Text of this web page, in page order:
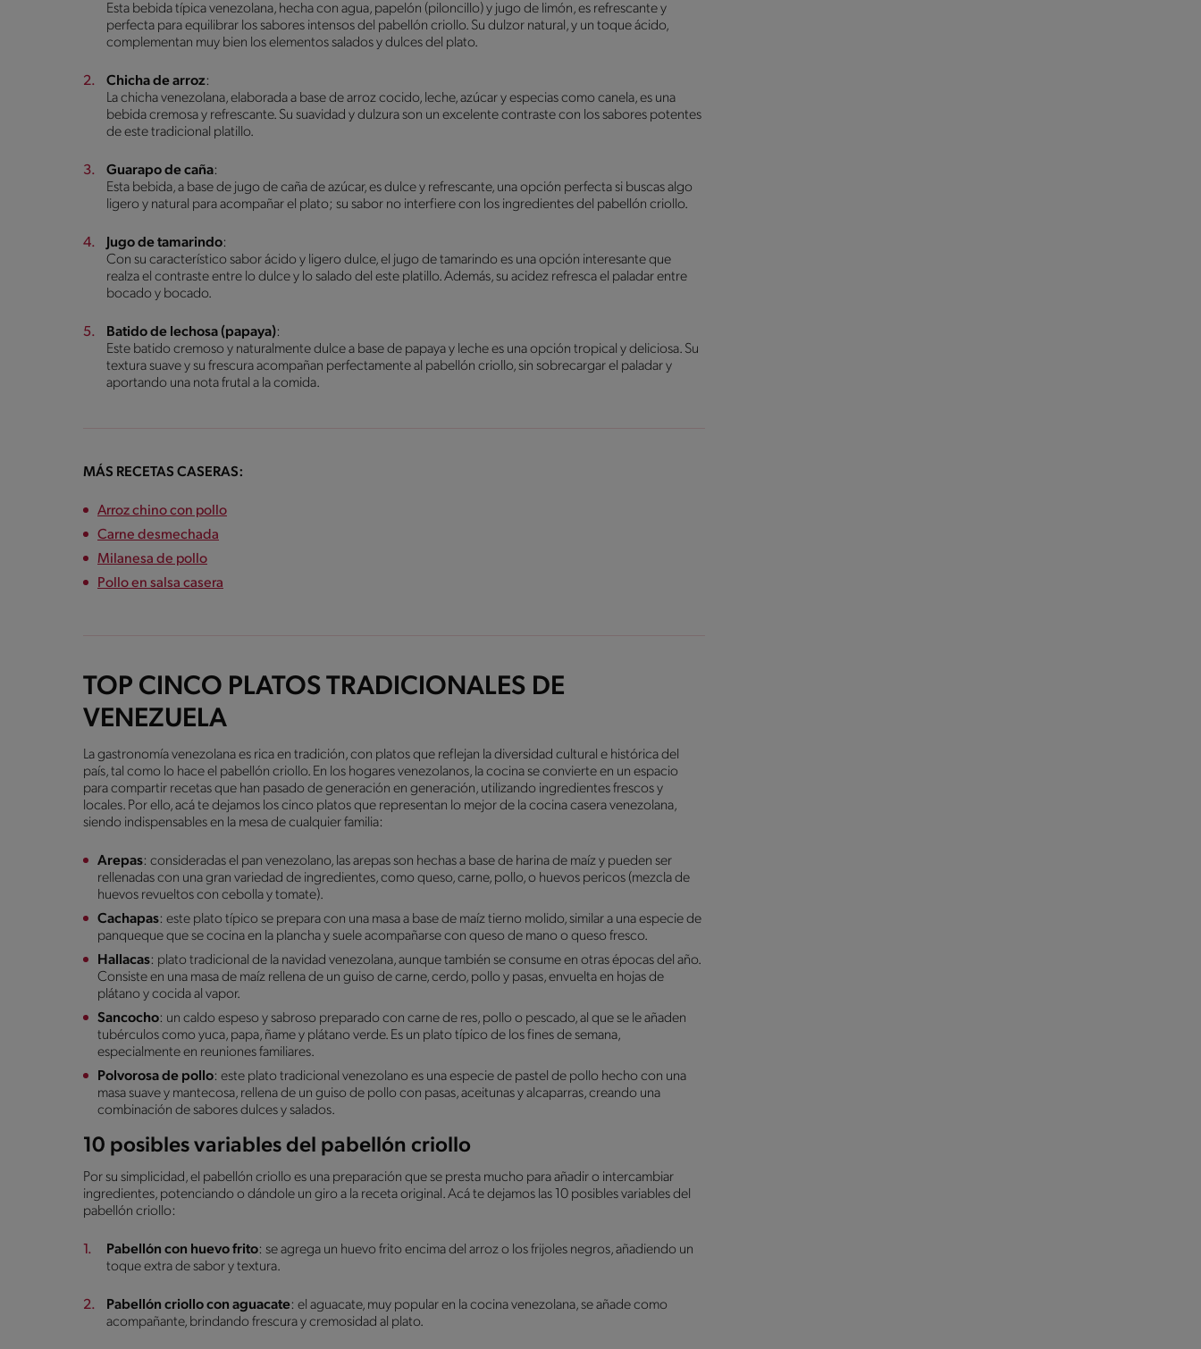
Esta bebida típica venezolana, hecha con agua, papelón (piloncillo) y jugo de limón, es refrescante y
perfecta para equilibrar los sabores intensos del pabellón criollo. Su dulzor natural, y un toque ácido,
complementan muy bien los elementos salados y dulces del plato.
Chicha de arroz:
La chicha venezolana, elaborada a base de arroz cocido, leche, azúcar y especias como canela, es una
bebida cremosa y refrescante. Su suavidad y dulzura son un excelente contraste con los sabores potentes
de este tradicional platillo.
Guarapo de caña:
Esta bebida, a base de jugo de caña de azúcar, es dulce y refrescante, una opción perfecta si buscas algo
ligero y natural para acompañar el plato; su sabor no interfiere con los ingredientes del pabellón criollo.
Jugo de tamarindo:
Con su característico sabor ácido y ligero dulce, el jugo de tamarindo es una opción interesante que
realza el contraste entre lo dulce y lo salado del este platillo. Además, su acidez refresca el paladar entre
bocado y bocado.
Batido de lechosa (papaya):
Este batido cremoso y naturalmente dulce a base de papaya y leche es una opción tropical y deliciosa. Su
textura suave y su frescura acompañan perfectamente al pabellón criollo, sin sobrecargar el paladar y
aportando una nota frutal a la comida.
MÁS RECETAS CASERAS:
Arroz chino con pollo
Carne desmechada
Milanesa de pollo
Pollo en salsa casera
TOP CINCO PLATOS TRADICIONALES DE
VENEZUELA
La gastronomía venezolana es rica en tradición, con platos que reflejan la diversidad cultural e histórica del
país, tal como lo hace el pabellón criollo. En los hogares venezolanos, la cocina se convierte en un espacio
para compartir recetas que han pasado de generación en generación, utilizando ingredientes frescos y
locales. Por ello, acá te dejamos los cinco platos que representan lo mejor de la cocina casera venezolana,
siendo indispensables en la mesa de cualquier familia:
Arepas: consideradas el pan venezolano, las arepas son hechas a base de harina de maíz y pueden ser
rellenadas con una gran variedad de ingredientes, como queso, carne, pollo, o huevos pericos (mezcla de
huevos revueltos con cebolla y tomate).
Cachapas: este plato típico se prepara con una masa a base de maíz tierno molido, similar a una especie de
panqueque que se cocina en la plancha y suele acompañarse con queso de mano o queso fresco.
Hallacas: plato tradicional de la navidad venezolana, aunque también se consume en otras épocas del año.
Consiste en una masa de maíz rellena de un guiso de carne, cerdo, pollo y pasas, envuelta en hojas de
plátano y cocida al vapor.
Sancocho: un caldo espeso y sabroso preparado con carne de res, pollo o pescado, al que se le añaden
tubérculos como yuca, papa, ñame y plátano verde. Es un plato típico de los fines de semana,
especialmente en reuniones familiares.
Polvorosa de pollo: este plato tradicional venezolano es una especie de pastel de pollo hecho con una
masa suave y mantecosa, rellena de un guiso de pollo con pasas, aceitunas y alcaparras, creando una
combinación de sabores dulces y salados.
10 posibles variables del pabellón criollo
Por su simplicidad, el pabellón criollo es una preparación que se presta mucho para añadir o intercambiar
ingredientes, potenciando o dándole un giro a la receta original. Acá te dejamos las 10 posibles variables del
pabellón criollo:
Pabellón con huevo frito: se agrega un huevo frito encima del arroz o los frijoles negros, añadiendo un
toque extra de sabor y textura.
Pabellón criollo con aguacate: el aguacate, muy popular en la cocina venezolana, se añade como
acompañante, brindando frescura y cremosidad al plato.